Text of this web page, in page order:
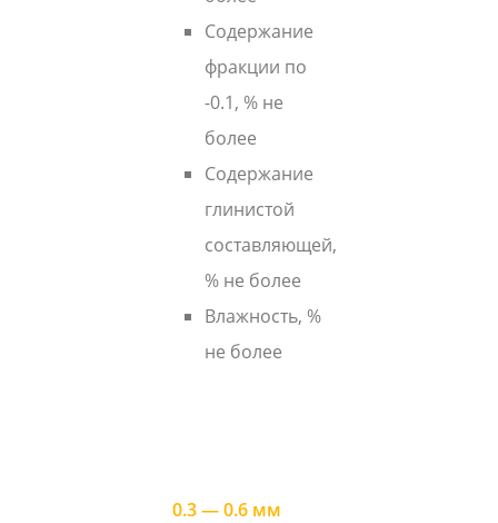
Содержание
фракции по
-0.1, % не
более
Содержание
глинистой
составляющей,
% не более
Влажность, %
не более
0.3 — 0.6 мм